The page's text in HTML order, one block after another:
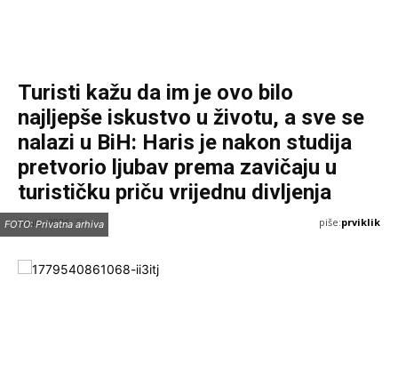
Turisti kažu da im je ovo bilo
najljepše iskustvo u životu, a sve se
nalazi u BiH: Haris je nakon studija
pretvorio ljubav prema zavičaju u
turističku priču vrijednu divljenja
6 Jula, 2026 piše:prviklik
FOTO: Privatna arhiva